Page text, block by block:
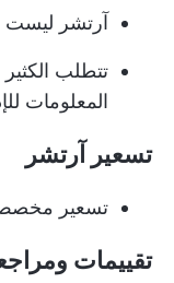
آرتشر ليست
تتطلب الكثير
المعلومات
تسعير آرتشر
تسعير
تقييمات